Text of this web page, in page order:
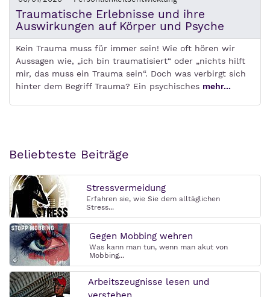
Traumatische Erlebnisse und ihre
Auswirkungen auf Körper und Psyche
Kein Trauma muss für immer sein! Wie oft hören wir
Aussagen wie, „ich bin traumatisiert“ oder „nichts hilft
mir, das muss ein Trauma sein“. Doch was verbirgt sich
hinter dem Begriff Trauma? Ein psychisches mehr...
Beliebteste Beiträge
Stressvermeidung
Erfahren sie, wie Sie dem alltäglichen
Stress...
Gegen Mobbing wehren
Was kann man tun, wenn man akut von
Mobbing...
Arbeitszeugnisse lesen und